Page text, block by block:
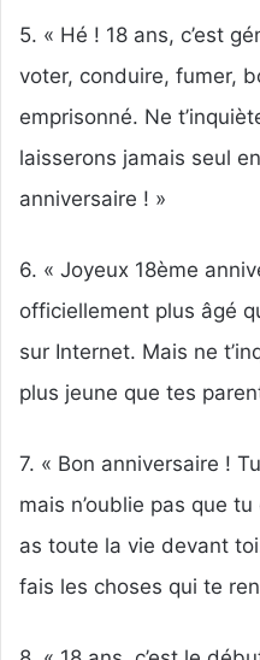
5. « Hé ! 18 ans, c’est
voter, conduire, fumer,
emprisonné. Ne
laisserons jamais seul
anniversaire ! »
6. « Joyeux 18ème
officiellement plus âgé
sur Internet. Mais ne
plus jeune que tes
7. « Bon anniversaire !
mais n’oublie pas que
as toute la vie devant
fais les choses qui te